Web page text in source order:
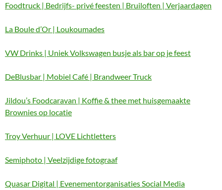
Foodtruck | Bedrijfs- privé feesten | Bruiloften | Verjaardagen
La Boule d’Or | Loukoumades
VW Drinks | Uniek Volkswagen busje als bar op je feest
DeBlusbar | Mobiel Café | Brandweer Truck
Jildou’s Foodcaravan | Koffie & thee met huisgemaakte
Brownies op locatie
Troy Verhuur | LOVE Lichtletters
Semiphoto | Veelzijdige fotograaf
Quasar Digital | Evenementorganisaties Social Media